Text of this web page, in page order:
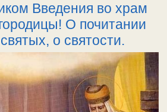
Введения во храм
О почитании
о святости.